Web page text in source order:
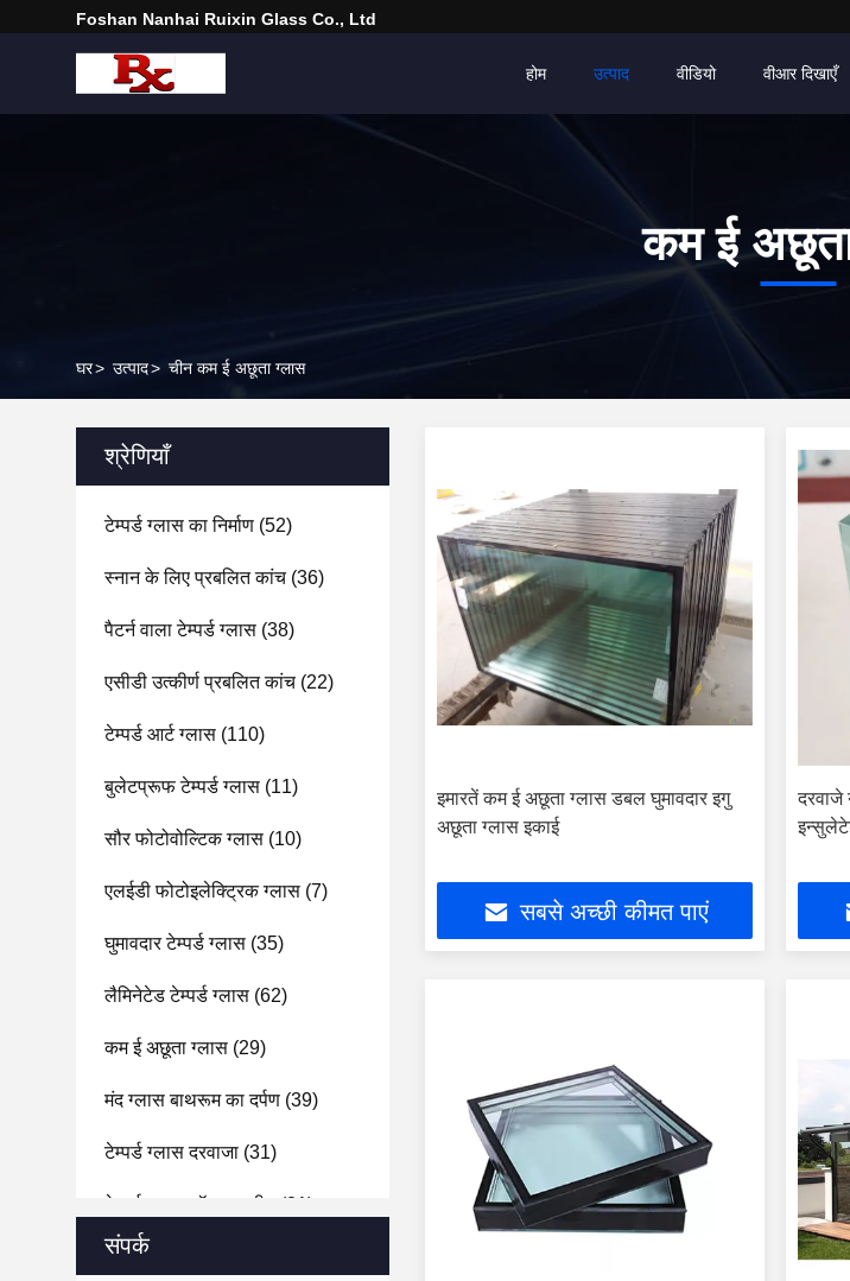
Foshan Nanhai Ruixin Glass Co., Ltd
होम उत्पाद वीडियो वीआर दिखाएँ
कम ई
घर> उत्पाद> चीन कम ई अछूता ग्लास
श्रेणियाँ
टेम्पर्ड ग्लास का निर्माण (52)
स्नान के लिए प्रबलित कांच (36)
पैटर्न वाला टेम्पर्ड ग्लास (38)
एसीडी उत्कीर्ण प्रबलित कांच (22)
टेम्पर्ड आर्ट ग्लास (110)
बुलेटप्रूफ टेम्पर्ड ग्लास (11)
सौर फोटोवोल्टिक ग्लास (10)
एलईडी फोटोइलेक्ट्रिक ग्लास (7)
घुमावदार टेम्पर्ड ग्लास (35)
लैमिनेटेड टेम्पर्ड ग्लास (62)
कम ई अछूता ग्लास (29)
मंद ग्लास बाथरूम का दर्पण (39)
टेम्पर्ड ग्लास दरवाजा (31)
टेम्पर्ड ग्लास शॉवर स्क्रीन (31)
प्रबलित ग्लास स्नान के लिए बाड़े
संपर्क
इमारतें कम ई अछूता ग्लास डबल घुमावदार इगु
अछूता ग्लास इकाई
सबसे अच्छी कीमत पाएं
दरवाजे